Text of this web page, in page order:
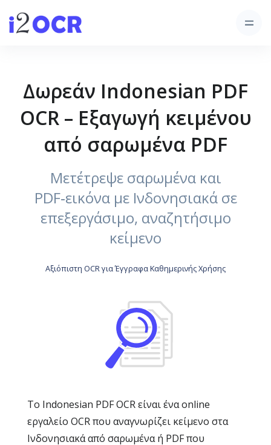
Δωρεάν Indonesian PDF
OCR – Εξαγωγή κειμένου
από σαρωμένα PDF
Μετέτρεψε σαρωμένα και
PDF‑εικόνα με Ινδονησιακά σε
επεξεργάσιμο, αναζητήσιμο
κείμενο
Αξιόπιστη OCR για Έγγραφα Καθημερινής Χρήσης
Το Indonesian PDF OCR είναι ένα online
εργαλείο OCR που αναγνωρίζει κείμενο στα
Ινδονησιακά από σαρωμένα ή PDF που